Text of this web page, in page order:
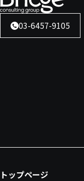
03-6457-9105
トップページ